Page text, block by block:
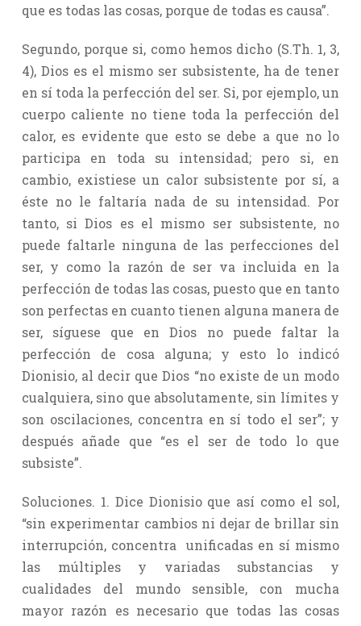
que es todas las cosas, porque de todas es causa”.
Segundo, porque si, como hemos dicho (S.Th. 1, 3,
4), Dios es el mismo ser subsistente, ha de tener
en sí toda la perfección del ser. Si, por ejemplo, un
cuerpo caliente no tiene toda la perfección del
calor, es evidente que esto se debe a que no lo
participa en toda su intensidad; pero si, en
cambio, existiese un calor subsistente por sí, a
éste no le faltaría nada de su intensidad. Por
tanto, si Dios es el mismo ser subsistente, no
puede faltarle ninguna de las perfecciones del
ser, y como la razón de ser va incluida en la
perfección de todas las cosas, puesto que en tanto
son perfectas en cuanto tienen alguna manera de
ser, síguese que en Dios no puede faltar la
perfección de cosa alguna; y esto lo indicó
Dionisio, al decir que Dios “no existe de un modo
cualquiera, sino que absolutamente, sin límites y
son oscilaciones, concentra en sí todo el ser”; y
después añade que “es el ser de todo lo que
subsiste”.
Soluciones. 1. Dice Dionisio que así como el sol,
“sin experimentar cambios ni dejar de brillar sin
interrupción, concentra unificadas en sí mismo
las múltiples y variadas substancias y
cualidades del mundo sensible, con mucha
mayor razón es necesario que todas las cosas